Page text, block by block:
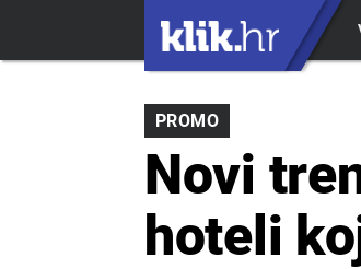
PROMO
Novi
hoteli